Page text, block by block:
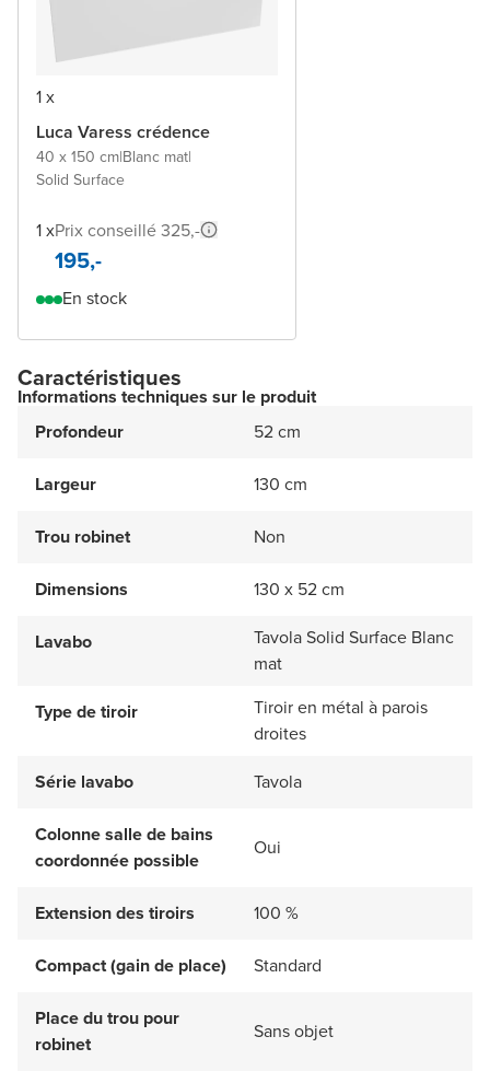
1 x
Luca Varess crédence
40 x 150 cm|Blanc mat|
Solid Surface
1 xPrix conseillé 325,-
195,-
En stock
Caractéristiques
Informations techniques sur le produit
Profondeur
52 cm
Largeur 130 cm
Trou robinet Non
Dimensions 130 x 52 cm
Lavabo
Tavola Solid Surface Blanc
mat
Type de tiroir
Tiroir en métal à parois
droites
Série lavabo
Tavola
Colonne salle de bains
coordonnée possible
Oui
Extension des tiroirs 100 %
Compact (gain de place) Standard
Place du trou pour
robinet
Sans objet